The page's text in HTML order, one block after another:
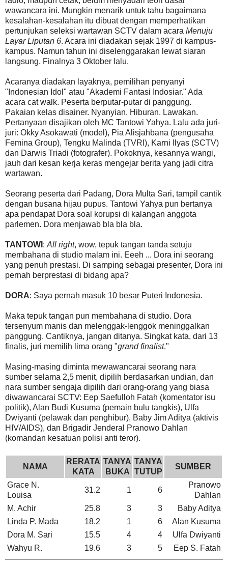
wawancara ini. Mungkin menarik untuk tahu bagaimana
kesalahan-kesalahan itu dibuat dengan memperhatikan
pertunjukan seleksi wartawan SCTV dalam acara Menuju
Layar Liputan 6. Acara ini diadakan sejak 1997 di kampus-
kampus. Namun tahun ini diselenggarakan lewat siaran
langsung. Finalnya 3 Oktober lalu.
Acaranya diadakan layaknya, pemilihan penyanyi
"Indonesian Idol" atau "Akademi Fantasi Indosiar." Ada
acara cat walk. Peserta berputar-putar di panggung.
Pakaian kelas disainer. Nyanyian. Hiburan. Lawakan.
Pertanyaan disajikan oleh MC Tantowi Yahya. Lalu ada juri-
juri: Okky Asokawati (model), Pia Alisjahbana (pengusaha
Femina Group), Tengku Malinda (TVRI), Karni Ilyas (SCTV)
dan Darwis Triadi (fotografer). Pokoknya, kesannya wangi,
jauh dari kesan kerja keras mengejar berita yang jadi citra
wartawan.
Seorang peserta dari Padang, Dora Multa Sari, tampil cantik
dengan busana hijau pupus. Tantowi Yahya pun bertanya
apa pendapat Dora soal korupsi di kalangan anggota
parlemen. Dora menjawab bla bla bla.
TANTOWI : All right, wow, tepuk tangan tanda setuju
membahana di studio malam ini. Eeeh ... Dora ini seorang
yang penuh prestasi. Di samping sebagai presenter, Dora ini
pernah berprestasi di bidang apa?
DORA: Saya pernah masuk 10 besar Puteri Indonesia.
Maka tepuk tangan pun membahana di studio. Dora
tersenyum manis dan melenggak-lenggok meninggalkan
panggung. Cantiknya, jangan ditanya. Singkat kata, dari 13
finalis, juri memilih lima orang "grand finalist."
Masing-masing diminta mewawancarai seorang nara
sumber selama 2,5 menit, dipilih berdasarkan undian, dan
nara sumber sengaja dipilih dari orang-orang yang biasa
diwawancarai SCTV: Eep Saefulloh Fatah (komentator isu
politik), Alan Budi Kusuma (pemain bulu tangkis), Ulfa
Dwiyanti (pelawak dan penghibur), Baby Jim Aditya (aktivis
HIV/AIDS), dan Brigadir Jenderal Pranowo Dahlan
(komandan kesatuan polisi anti teror).
NAMA
RERATA
KATA
TANYA
BUKA
TANYA
TUTUP
SUMBER
Grace N.
Louisa
31.2 1 6
Pranowo
Dahlan
M. Achir
25.8 3 3
Baby Aditya
Linda P. Mada
18.2 1 6
Alan Kusuma
Dora M. Sari
15.5 4 4
Ulfa Dwiyanti
Wahyu R.
19.6 3 5 Eep S. Fatah